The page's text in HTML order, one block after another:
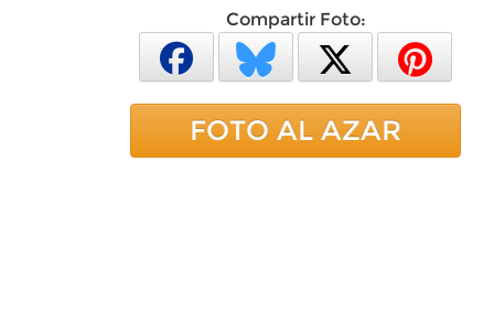
Compartir Foto:
FOTO AL AZAR